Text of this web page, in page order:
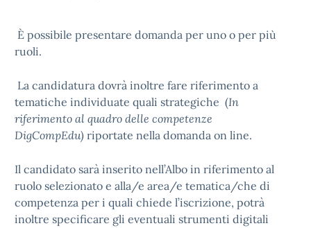
È possibile presentare domanda per uno o per più
ruoli.
La candidatura dovrà inoltre fare riferimento a
tematiche individuate quali strategiche (In
riferimento al quadro delle competenze
DigCompEdu) riportate nella domanda on line.
Il candidato sarà inserito nell’Albo in riferimento al
ruolo selezionato e alla/e area/e tematica/che di
competenza per i quali chiede l’iscrizione, potrà
inoltre specificare gli eventuali strumenti digitali